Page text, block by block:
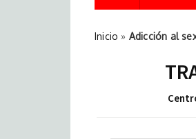
Inicio » Adicción al